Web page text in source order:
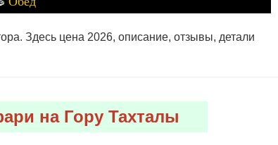
на Гору Тахталы
Здесь цена 2026, описание, отзывы, детали